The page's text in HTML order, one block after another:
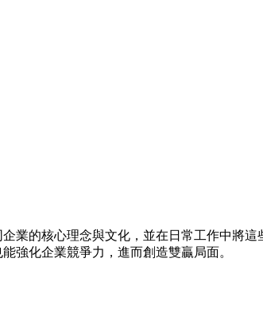
業的核心理念與文化，並在日常工作中將
強化企業競爭力，進而創造雙贏局面。